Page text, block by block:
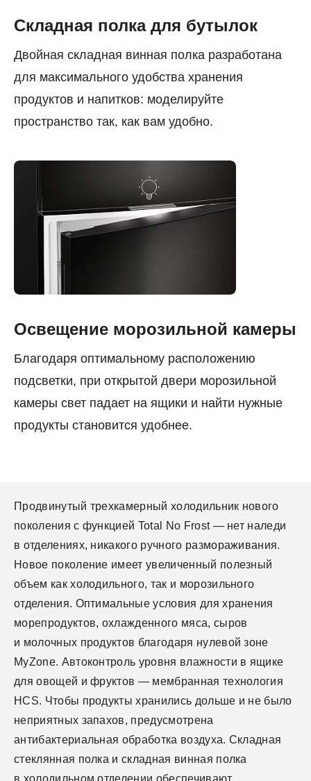
Складная полка для бутылок
Двойная складная винная полка разработана
для максимального удобства хранения
продуктов и напитков: моделируйте
пространство так, как вам удобно.
Освещение морозильной камеры
Благодаря оптимальному расположению
подсветки, при открытой двери морозильной
камеры свет падает на ящики и найти нужные
продукты становится удобнее.
Продвинутый трехкамерный холодильник нового
поколения с функцией Total No Frost — нет наледи
в отделениях, никакого ручного размораживания.
Новое поколение имеет увеличенный полезный
объем как холодильного, так и морозильного
отделения. Оптимальные условия для хранения
морепродуктов, охлажденного мяса, сыров
и молочных продуктов благодаря нулевой зоне
MyZone. Автоконтроль уровня влажности в ящике
для овощей и фруктов — мембранная технология
HCS. Чтобы продукты хранились дольше и не было
неприятных запахов, предусмотрена
антибактериальная обработка воздуха. Складная
стеклянная полка и складная винная полка
в холодильном отделении обеспечивают